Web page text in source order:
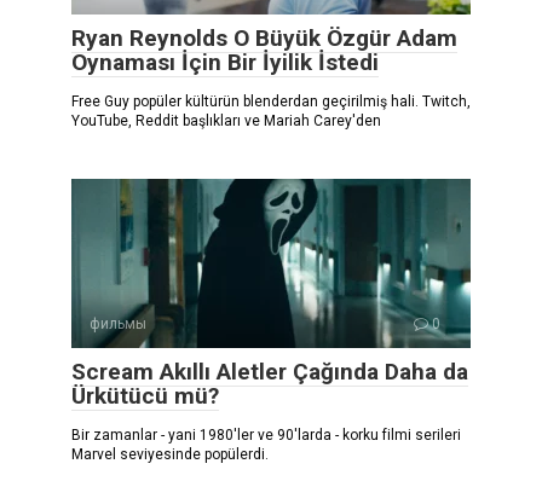
Ryan Reynolds O Büyük Özgür Adam
Oynaması İçin Bir İyilik İstedi
Free Guy popüler kültürün blenderdan geçirilmiş hali. Twitch,
YouTube, Reddit başlıkları ve Mariah Carey'den
фильмы 0
Scream Akıllı Aletler Çağında Daha da
Ürkütücü mü?
Bir zamanlar - yani 1980'ler ve 90'larda - korku filmi serileri
Marvel seviyesinde popülerdi.